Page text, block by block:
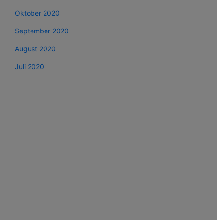
Oktober 2020
September 2020
August 2020
Juli 2020